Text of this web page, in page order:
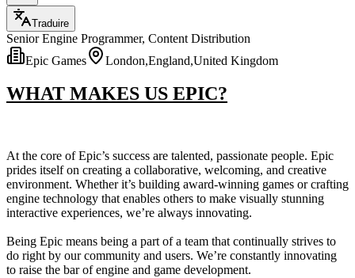
Traduire
Senior Engine Programmer, Content Distribution
Epic Games
London,England,United Kingdom
WHAT MAKES US EPIC?
At the core of Epic’s success are talented, passionate people. Epic
prides itself on creating a collaborative, welcoming, and creative
environment. Whether it’s building award-winning games or crafting
engine technology that enables others to make visually stunning
interactive experiences, we’re always innovating.
Being Epic means being a part of a team that continually strives to
do right by our community and users. We’re constantly innovating
to raise the bar of engine and game development.